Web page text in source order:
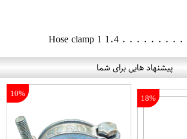
پیشنهاد هایی برای شما
18%
10%